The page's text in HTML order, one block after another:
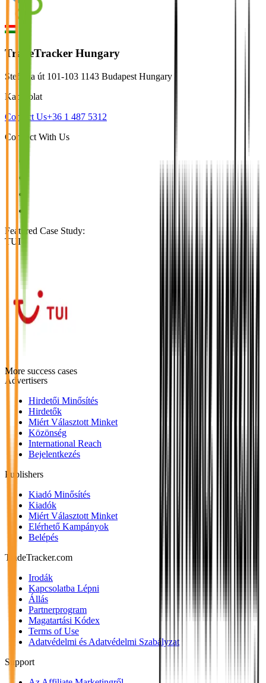
TradeTracker Hungary
Stefánia út 101-103 1143 Budapest Hungary
Kapcsolat
Contact Us+36 1 487 5312
Connect With Us
Featured Case Study:
TUI
More success cases
Advertisers
Hirdetői Minősítés
Hirdetők
Miért Választott Minket
Közönség
International Reach
Bejelentkezés
Publishers
Kiadó Minősítés
Kiadók
Miért Választott Minket
Elérhető Kampányok
Belépés
TradeTracker.com
Irodák
Kapcsolatba Lépni
Állás
Partnerprogram
Magatartási Kódex
Terms of Use
Adatvédelmi és Adatvédelmi Szabályzat
Support